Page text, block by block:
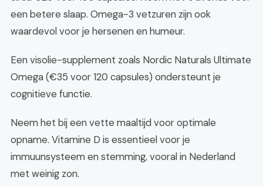
een betere slaap. Omega-3 vetzuren zijn ook
waardevol voor je hersenen en humeur.
Een visolie-supplement zoals Nordic Naturals Ultimate
Omega (€35 voor 120 capsules) ondersteunt je
cognitieve functie.
Neem het bij een vette maaltijd voor optimale
opname. Vitamine D is essentieel voor je
immuunsysteem en stemming, vooral in Nederland
met weinig zon.